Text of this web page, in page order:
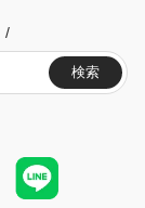
/
検索